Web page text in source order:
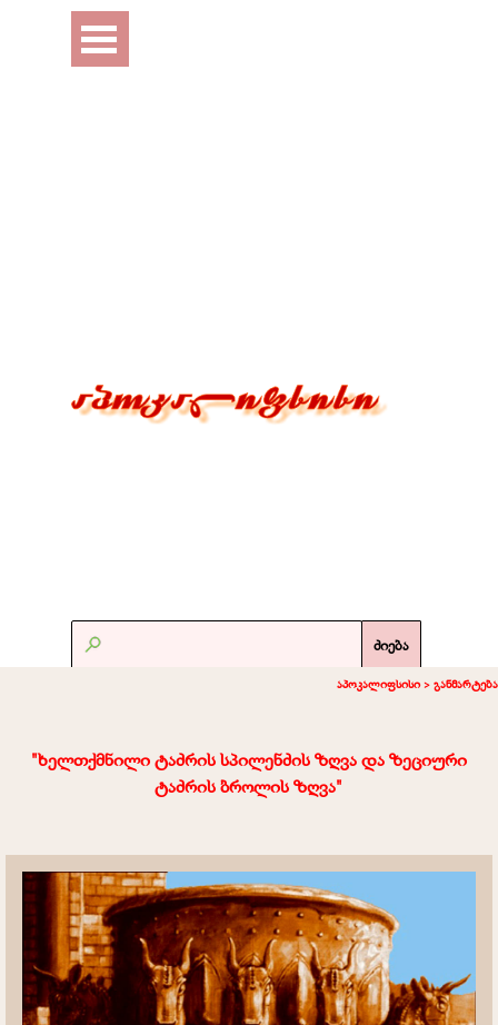
Перейти к контенту
Пропустить меню
ძიება
აპოკალიფსისი > განმარტება
"ხელთქმნილი ტაძრის სპილენძის ზღვა და ზეციური
ტაძრის ბროლის ზღვა"